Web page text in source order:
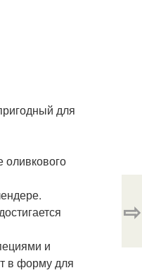
для
оливкового
и
в форму для
⇨